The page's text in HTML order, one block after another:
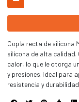
Copla recta de silicona
silicona de alta
calor, lo que le otorga
y presiones. Ideal para
resistencia y